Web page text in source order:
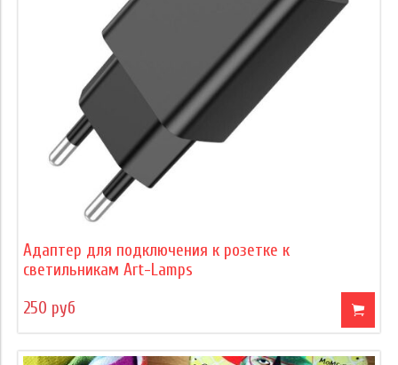
Адаптер для подключения к розетке к
светильникам Art-Lamps
250 руб